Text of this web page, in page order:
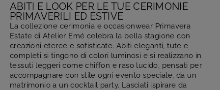
ABITI E LOOK PER LE TUE CERIMONIE
PRIMAVERILI ED ESTIVE
La collezione cerimonia e occasionwear Primavera
Estate di Atelier Emé celebra la bella stagione con
creazioni eteree e sofisticate. Abiti eleganti, tute e
completi si tingono di colori luminosi e si realizzano in
tessuti leggeri come chiffon e raso lucido, pensati per
accompagnare con stile ogni evento speciale, da un
matrimonio a un cocktail party. Lasciati ispirare da